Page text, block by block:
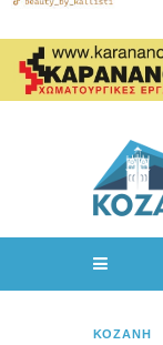
ΚΟΖΆΝΗ